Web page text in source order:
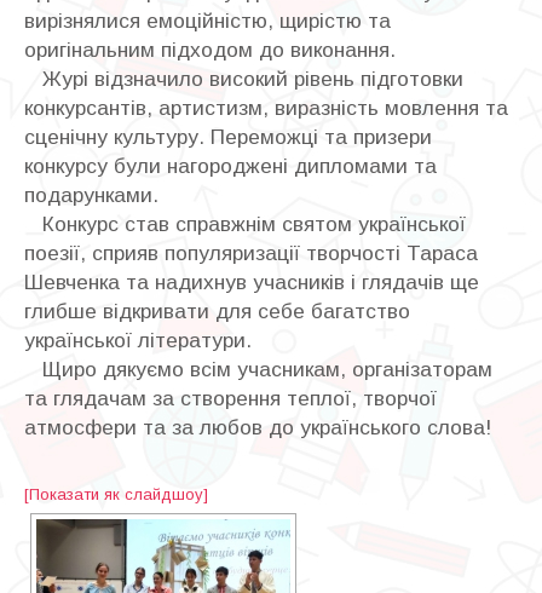
вирізнялися емоційністю, щирістю та
оригінальним підходом до виконання.
Журі відзначило високий рівень підготовки
конкурсантів, артистизм, виразність мовлення та
сценічну культуру. Переможці та призери
конкурсу були нагороджені дипломами та
подарунками.
Конкурс став справжнім святом української
поезії, сприяв популяризації творчості Тараса
Шевченка та надихнув учасників і глядачів ще
глибше відкривати для себе багатство
української літератури.
Щиро дякуємо всім учасникам, організаторам
та глядачам за створення теплої, творчої
атмосфери та за любов до українського слова!
[Показати як слайдшоу]